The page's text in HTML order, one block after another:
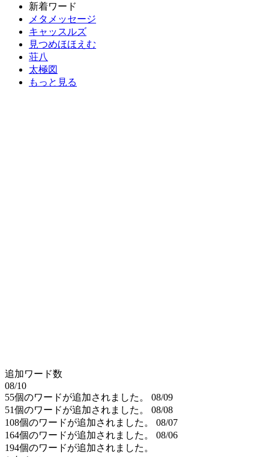
新着ワード
メタメッセージ
キャッスルズ
見つめほほえむ
荘八
太極図
もっと見る
追加ワード数
08/10
55個のワードが追加されました。
08/09
51個のワードが追加されました。
08/08
108個のワードが追加されました。
08/07
164個のワードが追加されました。
08/06
194個のワードが追加されました。